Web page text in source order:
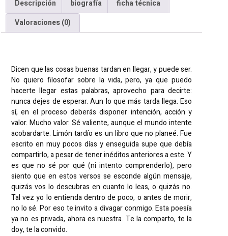
Descripción
biografía
ficha técnica
Valoraciones (0)
Dicen que las cosas buenas tardan en llegar, y puede ser.
No quiero filosofar sobre la vida, pero, ya que puedo
hacerte llegar estas palabras, aprovecho para decirte:
nunca dejes de esperar. Aun lo que más tarda llega. Eso
sí, en el proceso deberás disponer intención, acción y
valor. Mucho valor. Sé valiente, aunque el mundo intente
acobardarte. Limón tardío es un libro que no planeé. Fue
escrito en muy pocos días y enseguida supe que debía
compartirlo, a pesar de tener inéditos anteriores a este. Y
es que no sé por qué (ni intento comprenderlo), pero
siento que en estos versos se esconde algún mensaje,
quizás vos lo descubras en cuanto lo leas, o quizás no.
Tal vez yo lo entienda dentro de poco, o antes de morir,
no lo sé. Por eso te invito a divagar conmigo. Esta poesía
ya no es privada, ahora es nuestra. Te la comparto, te la
doy, te la convido.